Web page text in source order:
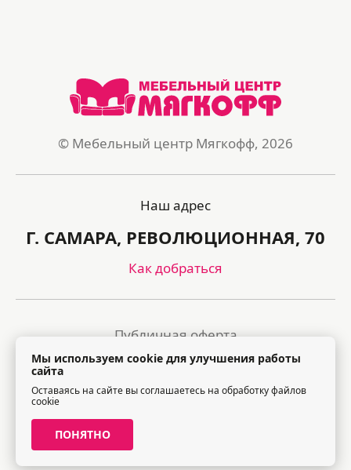
© Мебельный центр Мягкофф, 2026
Наш адрес
Г. САМАРА, РЕВОЛЮЦИОННАЯ, 70
Как добраться
Публичная оферта
Политика обработки персональных данных
Правила посещения торгового центра
Мы используем cookie для улучшения работы
сайта
Оставаясь на сайте вы соглашаетесь на обработку файлов
cookie
ПОНЯТНО